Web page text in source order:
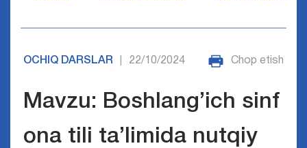
OCHIQ DARSLAR 22/10/2024 Chop etish
Mavzu: Boshlang’ich sinf
ona tili ta’limida nutqiy